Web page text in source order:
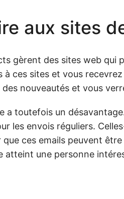
aux sites
gèrent des sites web qui
à ces sites et vous
nouveautés et vous
a toutefois un
les envois réguliers.
que ces emails peuvent
atteint une personne